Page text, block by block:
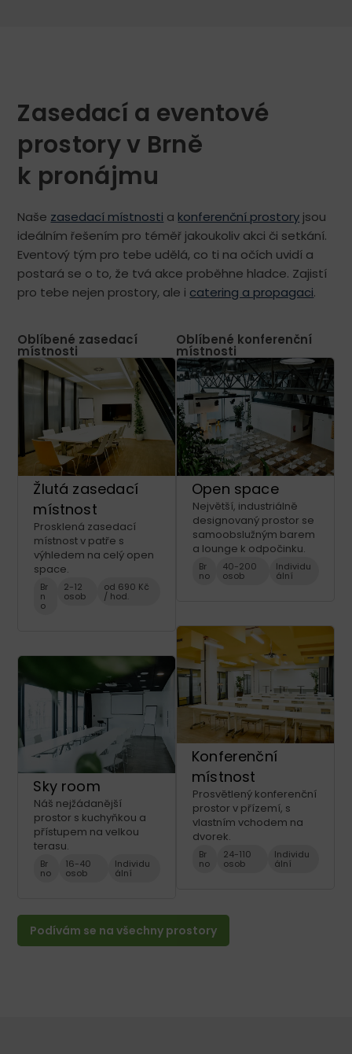
Zasedací a eventové
prostory v Brně
k pronájmu
Naše zasedací místnosti a konferenční prostory jsou
ideálním řešením pro téměř jakoukoliv akci či setkání.
Eventový tým pro tebe udělá, co ti na očích uvidí a
postará se o to, že tvá akce proběhne hladce. Zajistí
pro tebe nejen prostory, ale i catering a propagaci.
Oblíbené zasedací
místnosti
Žlutá zasedací
místnost
Prosklená zasedací
místnost v patře s
výhledem na celý open
space.
Br
n
o
2-12
osob
od 690 Kč
/ hod.
Sky room
Náš nejžádanější
prostor s kuchyňkou a
přístupem na velkou
terasu.
Br
no
16-40
osob
Individu
ální
Oblíbené konferenční
místnosti
Open space
Největší, industriálně
designovaný prostor se
samoobslužným barem
a lounge k odpočinku.
Br
no
40-200
osob
Individu
ální
Konferenční
místnost
Prosvětlený konferenční
prostor v přízemí, s
vlastním vchodem na
dvorek.
Br
no
24-110
osob
Individu
ální
Podívám se na všechny prostory